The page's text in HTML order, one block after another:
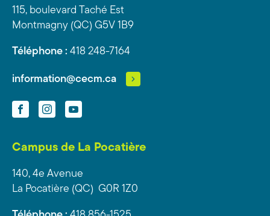
115, boulevard Taché Est
Montmagny (QC) G5V 1B9
Téléphone : 418 248-7164
information@cecm.ca
FacebookInstagramYouTube
Campus de La Pocatière
140, 4e Avenue
La Pocatière (QC) G0R 1Z0